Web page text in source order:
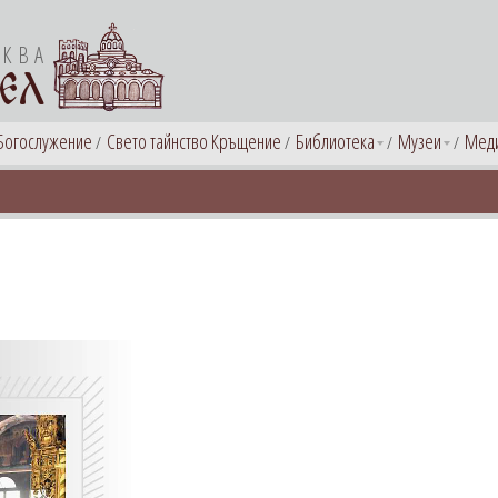
Свето тайнство Кръщение Библиотека Музеи